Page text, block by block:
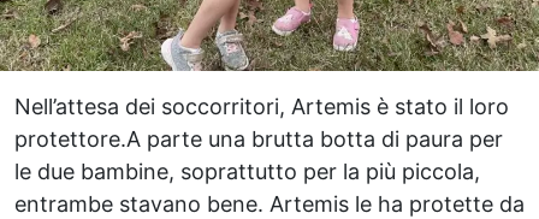
Nell’attesa dei soccorritori, Artemis è stato il loro
protettore.A parte una brutta botta di paura per
le due bambine, soprattutto per la più piccola,
entrambe stavano bene. Artemis le ha protette da